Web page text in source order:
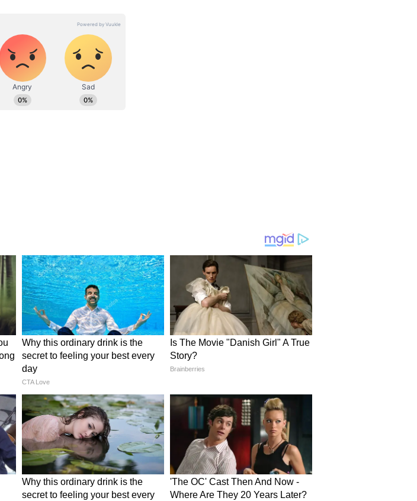
श्री @narendramodi जी
प्रतिबद्धता को सीधे पूरा
को 1 जून से सभी राज्य-
और सम्मान सुनिश्चित
हैं क्योंकि हम एक
कार्य जारी रखे हुए हैं।
ANI को बताया कि अगर
अच्छा है।
50-60 किलोमीटर की
रुपये खर्च करते हैं, इसलिए
के अनुसार, पश्चिम बंगाल
से एशियानेट न्यूज हिंदी में बतौर
टीम को ये लीड कर रहे हैं। उन्होंने
(MJ) किया है। नेशनल,
राजस्थान पत्रिका, राष्ट्रीय